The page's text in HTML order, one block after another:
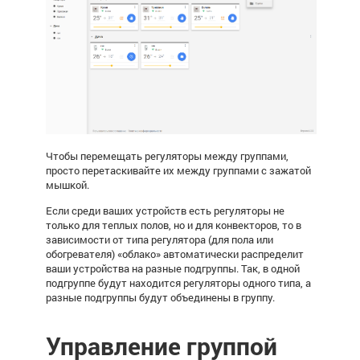
Чтобы перемещать регуляторы между группами,
просто перетаскивайте их между группами с зажатой
мышкой.
Если среди ваших устройств есть регуляторы не
только для теплых полов, но и для конвекторов, то в
зависимости от типа регулятора (для пола или
обогревателя) «облако» автоматически распределит
ваши устройства на разные подгруппы. Так, в одной
подгруппе будут находится регуляторы одного типа, а
разные подгруппы будут объединены в группу.
Управление группой